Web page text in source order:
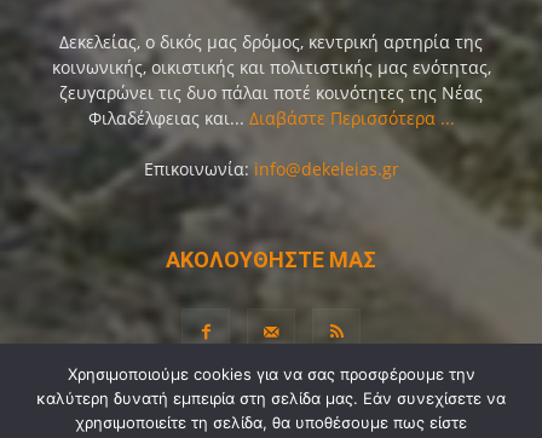
Δεκελείας, ο δικός μας δρόμος, κεντρική αρτηρία της
κοινωνικής, οικιστικής και πολιτιστικής μας ενότητας,
ζευγαρώνει τις δυο πάλαι ποτέ κοινότητες της Νέας
Φιλαδέλφειας και... Διαβάστε Περισσότερα ...
Επικοινωνία: info@dekeleias.gr
ΑΚΟΛΟΥΘΗΣΤΕ ΜΑΣ
Διαύγεια Λίγα Λόγια για Εμάς
Επικοινωνία
Χρησιμοποιούμε cookies για να σας προσφέρουμε την
καλύτερη δυνατή εμπειρία στη σελίδα μας. Εάν συνεχίσετε να
χρησιμοποιείτε τη σελίδα, θα υποθέσουμε πως είστε